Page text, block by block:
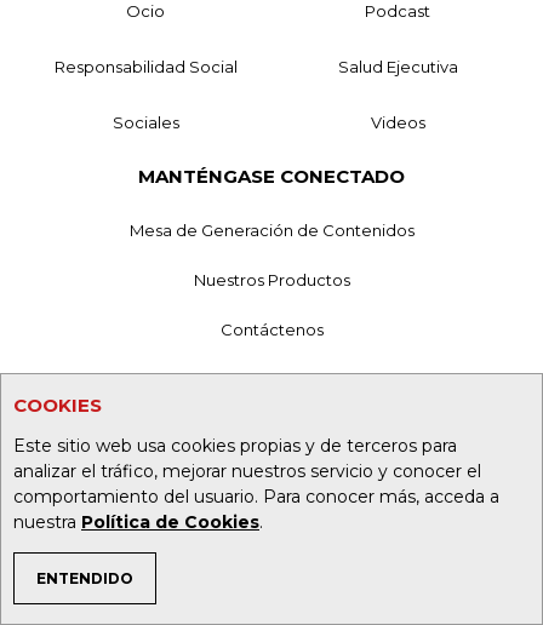
COOKIES
Este sitio web usa cookies propias y de terceros para
analizar el tráfico, mejorar nuestros servicio y conocer el
comportamiento del usuario. Para conocer más, acceda a
nuestra Política de Cookies.
ENTENDIDO
TEMAS DE INTERÉS
Ocio Podcast
Responsabilidad Social Salud Ejecutiva
Sociales Videos
MANTÉNGASE CONECTADO
Mesa de Generación de Contenidos
Nuestros Productos
Contáctenos
Aviso de privacidad
Política de Tratamiento de Información
Política de Cookies
Superintendencia de Industria y Comercio